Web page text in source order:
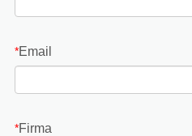
*Email
*Firma